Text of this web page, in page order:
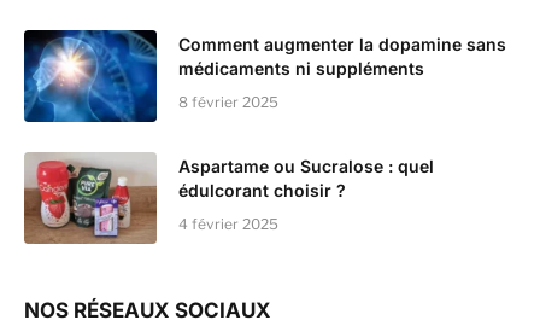
Comment augmenter la dopamine sans
médicaments ni suppléments
8 février 2025
Aspartame ou Sucralose : quel
édulcorant choisir ?
4 février 2025
NOS RÉSEAUX SOCIAUX